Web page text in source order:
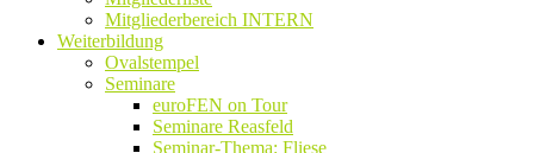
Mitgliederbereich INTERN
Weiterbildung
Ovalstempel
Seminare
euroFEN on Tour
Seminare Reasfeld
Seminar-Thema: Fliese